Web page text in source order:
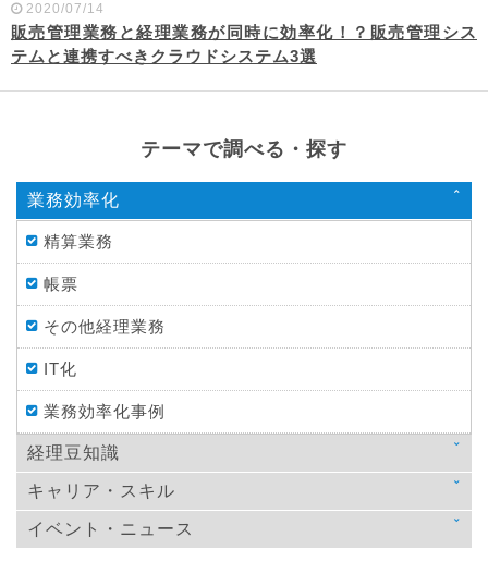
2020/07/14
販売管理業務と経理業務が同時に効率化！？販売管理シス
テムと連携すべきクラウドシステム3選
テーマで調べる・探す
業務効率化
精算業務
帳票
その他経理業務
IT化
業務効率化事例
経理豆知識
法律
税金
キャリア・スキル
スキルアップ
イベント・ニュース